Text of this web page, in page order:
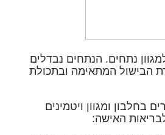
נתחים. הנתחים נבדלים
הבישול המתאימה ובתכולת
בחלבון ומגוון ויטמינים
לבריאות האישה: